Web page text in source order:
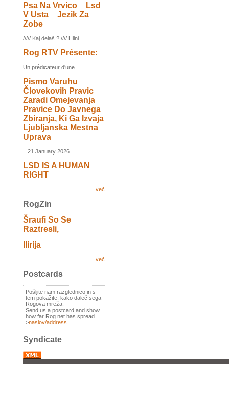
Psa Na Vrvico _ Lsd
V Usta _ Jezik Za
Zobe
///// Kaj delaš ? //// Hlini...
Rog RTV Présente:
Un prédicateur d'une ...
Pismo Varuhu
Človekovih Pravic
Zaradi Omejevanja
Pravice Do Javnega
Zbiranja, Ki Ga Izvaja
Ljubljanska Mestna
Uprava
...21 January 2026...
LSD IS A HUMAN
RIGHT
več
RogZin
Šraufi So Se
Raztresli,
Ilirija
več
Postcards
Pošljite nam razglednico in s
tem pokažite, kako daleč sega
Rogova mreža.
Send us a postcard and show
how far Rog net has spread.
>naslov/address
Syndicate